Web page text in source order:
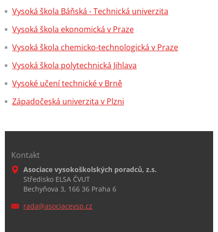
Vysoká škola Báňská - Technická univerzita
Vysoká škola ekonomická v Praze
Vysoká škola chemicko-technologická v Praze
Vysoká škola polytechnická Jihlava
Vysoké učení technické v Brně
Západočeská univerzita v Plzni
Kontakt
Asociace vysokoškolských poradců, z.s.
Středisko ELSA ČVUT
Bechyňova 3, 166 36 Praha 6
rada@asociacevsp.cz